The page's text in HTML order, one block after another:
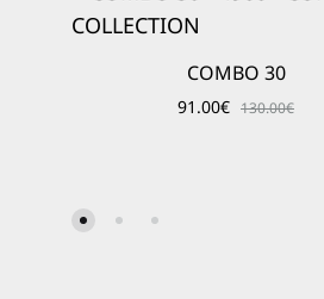
COMBO 30
91.00€ 130.00€